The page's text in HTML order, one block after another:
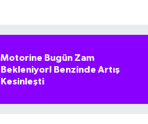
Motorine Bugün Zam
Bekleniyor! Benzinde Artış
Kesinleşti